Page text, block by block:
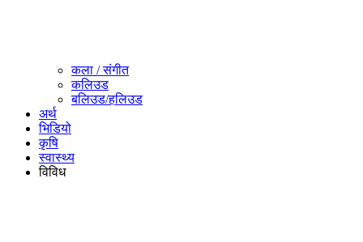
कला / संगीत​
कलिउड
बलिउड/हलिउड
अर्थ
भिडियो
कृषि
स्वास्थ्य
विविध